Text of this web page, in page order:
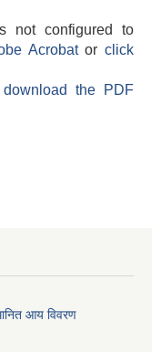
not configured to
Acrobatorclick
the PDF
आय विवरण